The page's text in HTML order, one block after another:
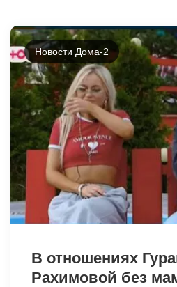
Новости Дома-2
В отношениях
Рахимовой без